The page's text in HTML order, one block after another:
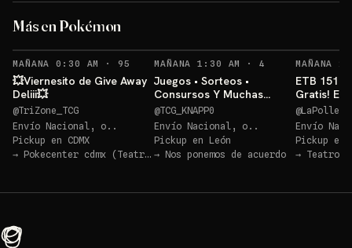
Más en Pokémon
MAÑANA 0:30 AM · 95 RECORDATORIOS
💥Viernesito de Give Away
Deliii💥
@TriZone_TCG
Envío Nacional, o..
Pickup en CDMX
→ Pokecenter cdmx (Teatro Blanquita)
MAÑANA 1:30 AM · 4 RECORDATORIOS
Juegos • Sorteos •
Consursos Y Muchas
Cosas Mas POKEMON TCG
@TCG_KNAPP0
Envío Nacional, o..
Pickup en León
→ Nos ponemos de acuerdo
MAÑANA
ETB 151
Gratis!
@
Envío
Pickup en
→ Teatro